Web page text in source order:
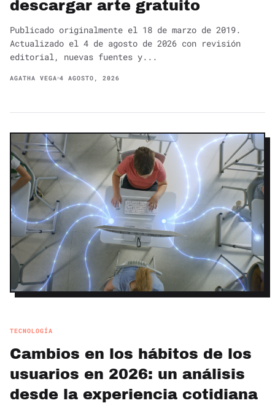
descargar arte gratuito
Publicado originalmente el 18 de marzo de 2019.
Actualizado el 4 de agosto de 2026 con revisión
editorial, nuevas fuentes y...
AGATHA VEGA 4 AGOSTO, 2026
TECNOLOGÍA
Cambios en los hábitos de los
usuarios en 2026: un análisis
desde la experiencia cotidiana